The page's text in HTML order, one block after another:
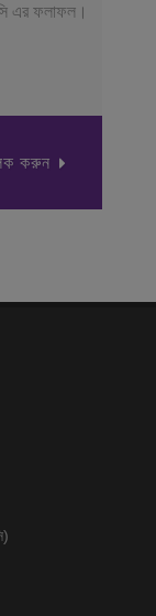
এর ফলাফল।
করুন